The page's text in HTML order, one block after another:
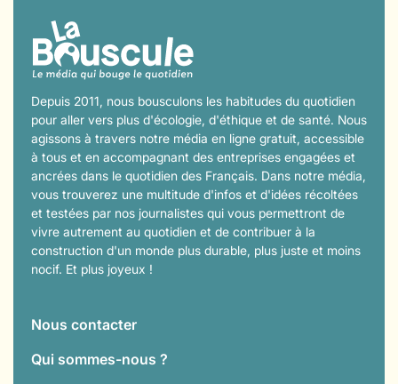
Depuis 2011, nous bousculons les habitudes du quotidien
pour aller vers plus d'écologie, d'éthique et de santé. Nous
agissons à travers notre média en ligne gratuit, accessible
à tous et en accompagnant des entreprises engagées et
ancrées dans le quotidien des Français. Dans notre média,
vous trouverez une multitude d'infos et d'idées récoltées
et testées par nos journalistes qui vous permettront de
vivre autrement au quotidien et de contribuer à la
construction d'un monde plus durable, plus juste et moins
nocif. Et plus joyeux !
Nous contacter
Qui sommes-nous ?